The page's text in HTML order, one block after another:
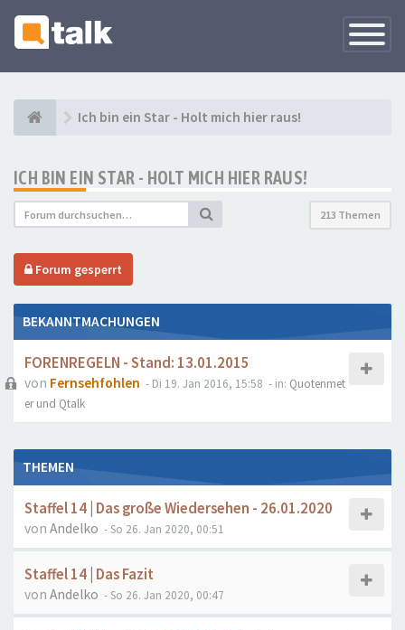
Ich bin ein Star - Holt mich hier raus!
ICH BIN EIN STAR - HOLT MICH HIER RAUS!
213 Themen
Forum gesperrt
BEKANNTMACHUNGEN
FORENREGELN - Stand: 13.01.2015
von Fernsehfohlen - Di 19. Jan 2016, 15:58 - in: Quotenmet
er und Qtalk
THEMEN
Staffel 14 | Das große Wiedersehen - 26.01.2020
von Andelko - So 26. Jan 2020, 00:51
Staffel 14 | Das Fazit
von Andelko - So 26. Jan 2020, 00:47